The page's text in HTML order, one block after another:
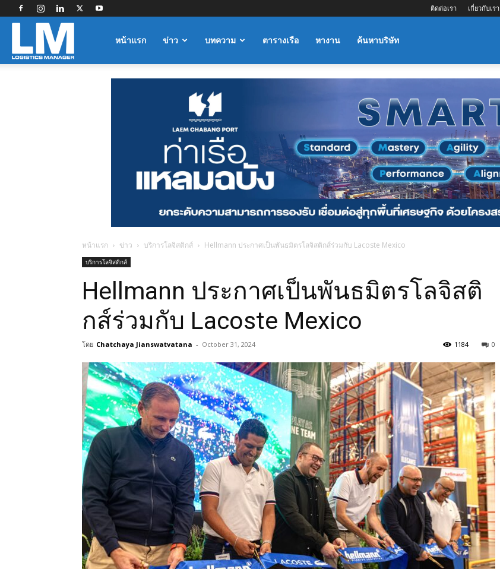
ติดต่อเรา เกี่ยวกับเรา
Logisticsหน้าแรก ข่าว บทความ ตารางเรือ หางาน ค้นหาบริษัท
หน้าแรก ข่าว บริการโลจิสติกส์ Hellmann ประกาศเป็นพันธมิตรโลจิสติกส์ร่วมกับ Lacoste Mexico
บริการโลจิสติกส์
Hellmann ประกาศเป็นพันธมิตรโลจิสติ
กส์ร่วมกับ Lacoste Mexico
โดย Chatchaya Jianswatvatana - October 31, 2024 0
1184